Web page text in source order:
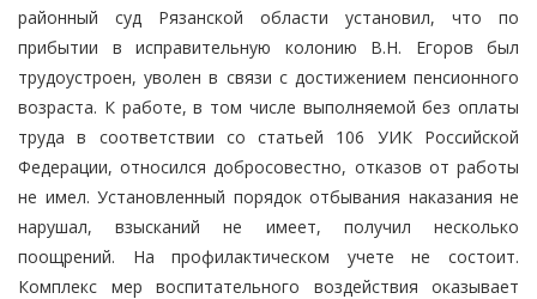
районный суд Рязанской области установил, что по
прибытии в исправительную колонию В.Н. Егоров был
трудоустроен, уволен в связи с достижением пенсионного
возраста. К работе, в том числе выполняемой без оплаты
труда в соответствии со статьей 106 УИК Российской
Федерации, относился добросовестно, отказов от работы
не имел. Установленный порядок отбывания наказания не
нарушал, взысканий не имеет, получил несколько
поощрений. На профилактическом учете не состоит.
Комплекс мер воспитательного воздействия оказывает